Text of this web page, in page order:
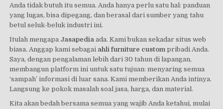
Anda tidak butuh itu semua. Anda hanya perlu satu hal: panduan
yang lugas, bisa dipegang, dan berasal dari sumber yang tahu
betul seluk-beluk industri ini.
Itulah mengapa Jasapedia ada. Kami bukan sekadar situs web
biasa. Anggap kami sebagai ahli furniture custompribadi Anda.
Saya, dengan pengalaman lebih dari 30 tahun di lapangan,
membangun platform ini untuk satu tujuan: menyaring semua
‘sampah’ informasi di luar sana. Kami memberikan Anda intinya.
Langsung ke pokok masalah soal jasa, harga, dan material.
Kita akan bedah bersama semua yang wajib Anda ketahui, mulai